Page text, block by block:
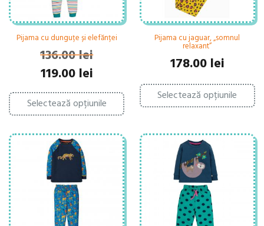
Pijama cu dunguțe și elefănței
136.00lei
Prețul
inițial
a
fost:
136.00 lei.
119.00 leiPrețul
curent
este:
119.00 lei.
Selectează opțiunile
Acest
produs
are
multe
variații.
Opțiunile
pot
fi
alese
în
pagina
produsului.
Pijama cu jaguar, „somnul
relaxant”
178.00 lei
Selectează opțiunile
fi
în